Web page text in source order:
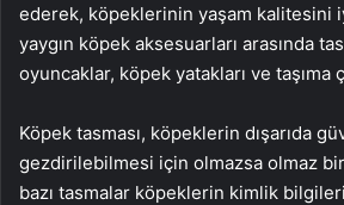
ederek, köpeklerinin yaşam kalitesini
yaygın köpek aksesuarları arasında
oyuncaklar, köpek yatakları ve taşıma
Köpek tasması, köpeklerin dışarıda
gezdirilebilmesi için olmazsa olmaz
bazı tasmalar köpeklerin kimlik